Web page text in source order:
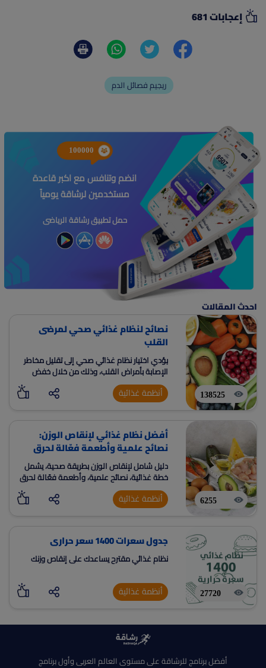
إعجابات 681
ريجيم فصائل الدم
100000
انضم وتنافس مع اكبر قاعدة
مستخدمين لرشاقة يومياً
حمل تطبيق رشاقة الرياضى
احدث المقالات
138525
نصائح لنظام غذائي صحي لمرضى
القلب
يؤدي اختيار نظام غذائي صحي إلى تقليل مخاطر
الإصابة بأمراض القلب، وذلك من خلال خفض
مستوى الكوليسترول السيء في الدم، وخفض
ضغط الدم، وتقليل مستويات السكر والأنسولين
أنظمة غذائية
6255
أفضل نظام غذائي لإنقاص الوزن:
نصائح علمية وأطعمة فعّالة لحرق
الدهون
دليل شامل لإنقاص الوزن بطريقة صحية، يشمل
خطة غذائية، نصائح علمية، وأطعمة فعّالة لحرق
الدهون، مع خطة مخصصة عبر تطبيق رشاقة.
أنظمة غذائية
27720
جدول سعرات 1400 سعر حرارى
نظام غذائي مقترح يساعدك على إنقاص وزنك
أنظمة غذائية
أفضل برنامج للرشاقة على مستوى العالم العربى وأول برنامج